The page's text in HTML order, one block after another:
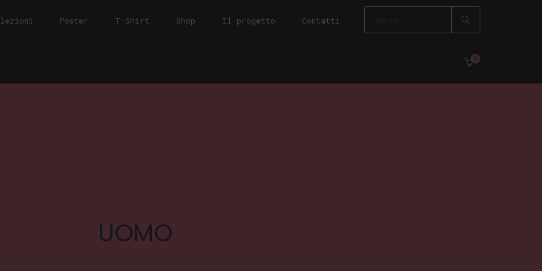
Poster T-Shirt Shop Il progetto Contatti
0
UOMO